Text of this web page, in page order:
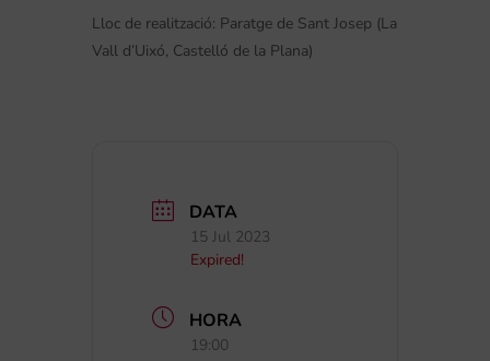
Lloc de realització: Paratge de Sant Josep (La
Vall d’Uixó, Castelló de la Plana)
DATA
15 Jul 2023
Expired!
HORA
19:00